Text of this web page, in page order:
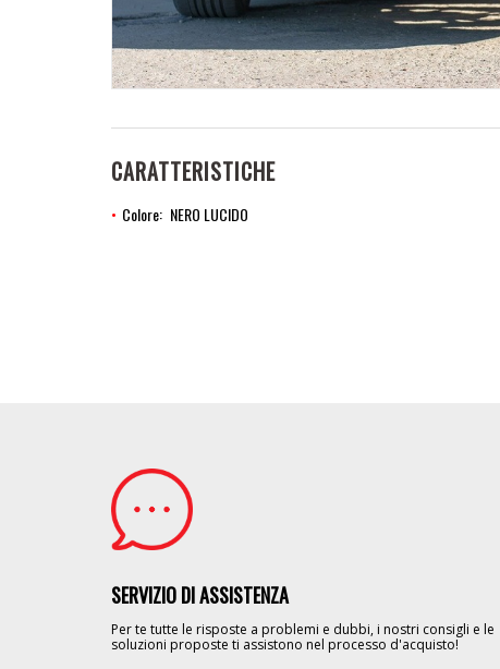
CARATTERISTICHE
Colore NERO LUCIDO
Image
SERVIZIO DI ASSISTENZA
Per te tutte le risposte a problemi e dubbi, i nostri consigli e le
soluzioni proposte ti assistono nel processo d'acquisto!